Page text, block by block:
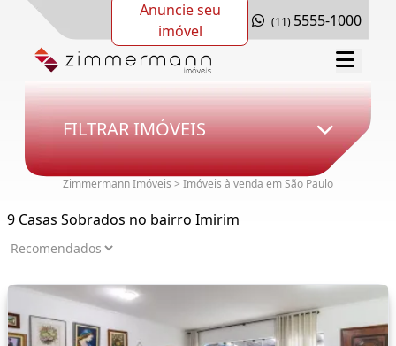
Anuncie seu
imóvel
(11) 5555-1000
FILTRAR IMÓVEIS
Zimmermann Imóveis > Imóveis à venda em São Paulo
9 Casas Sobrados no bairro Imirim